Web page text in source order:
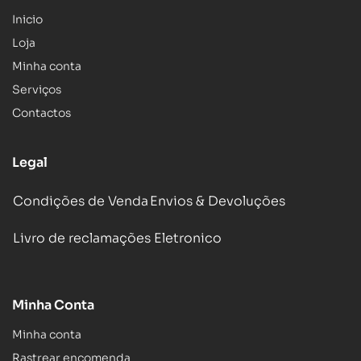
Inicio
Loja
Minha conta
Serviços
Contactos
Legal
Condições de VendaEnvios & Devoluções
Livro de reclamações Eletronico
Minha Conta
Minha conta
Rastrear encomenda